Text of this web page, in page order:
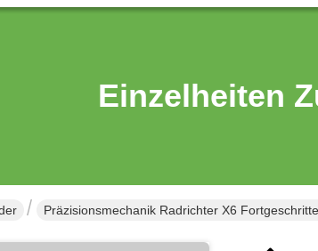
Einzelheiten
Präzisionsmechanik Radrichter X6